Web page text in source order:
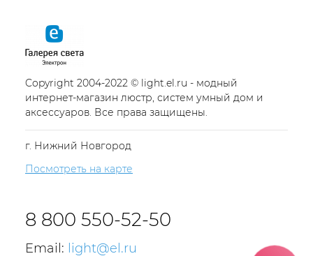
Copyright 2004-2022 © light.el.ru - модный
интернет-магазин люстр, систем умный дом и
аксессуаров. Все права защищены.
г. Нижний Новгород
Посмотреть на карте
8 800 550-52-50
Email: light@el.ru